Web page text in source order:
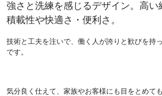
強さと洗練を感じるデザイン。高い
積載性や快適さ・便利さ。
技術と工夫を注いで、働く人が誇りと歓びを持
です。
気分良く仕えて、家族やお客様にも目をとめて